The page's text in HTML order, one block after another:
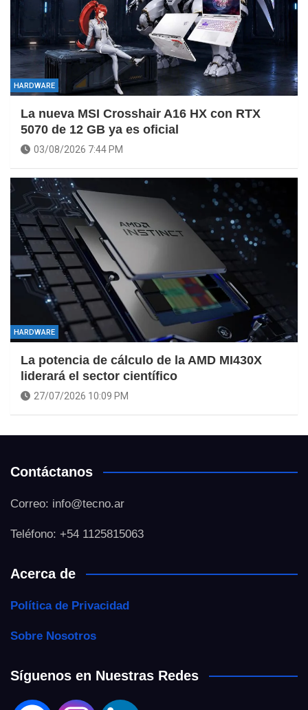
HARDWARE
La nueva MSI Crosshair A16 HX con RTX
5070 de 12 GB ya es oficial
03/08/2026 7:44 PM
HARDWARE
La potencia de cálculo de la AMD MI430X
liderará el sector científico
27/07/2026 10:09 PM
Contáctanos
Correo: info@tecno.ar
Teléfono: +54 1125815063
Acerca de
Política de Privacidad
Sobre Nosotros
Síguenos en Nuestras Redes